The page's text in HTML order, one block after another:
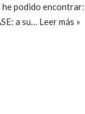
he podido
a su… Leer más »